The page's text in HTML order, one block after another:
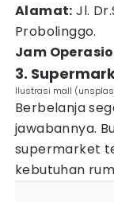
Alamat: Jl.
Probolinggo.
Jam
3.
Ilustrasi mall
Berbelanja
jawabannya.
supermarket
kebutuhan